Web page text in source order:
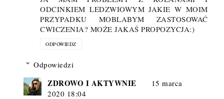
ODCINKIEM LEDZWIOWYM JAKIE W MOIM
PRZYPADKU MOBLABYM ZASTOSOWAĆ
CWICZENIA? MOŻE JAKAŚ PROPOZYCJA:)
ODPOWIEDZ
Odpowiedzi
ZDROWO I AKTYWNIE
15 marca
2020 18:04